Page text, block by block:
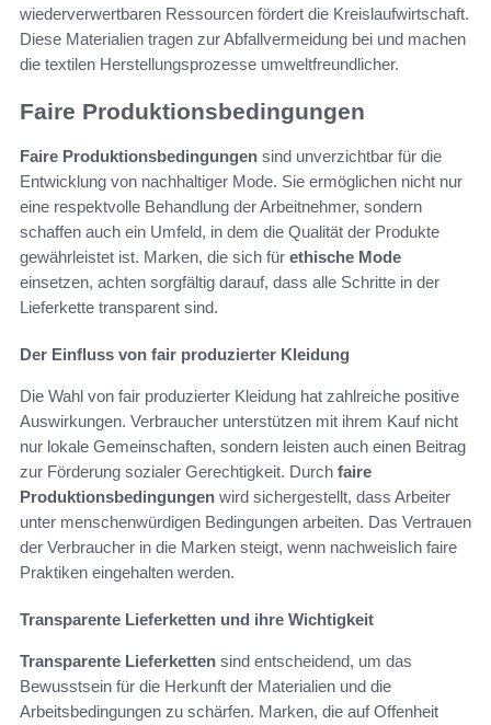
wiederverwertbaren Ressourcen fördert die Kreislaufwirtschaft.
Diese Materialien tragen zur Abfallvermeidung bei und machen
die textilen Herstellungsprozesse umweltfreundlicher.
Faire Produktionsbedingungen
Faire Produktionsbedingungen sind unverzichtbar für die
Entwicklung von nachhaltiger Mode. Sie ermöglichen nicht nur
eine respektvolle Behandlung der Arbeitnehmer, sondern
schaffen auch ein Umfeld, in dem die Qualität der Produkte
gewährleistet ist. Marken, die sich für ethische Mode
einsetzen, achten sorgfältig darauf, dass alle Schritte in der
Lieferkette transparent sind.
Der Einfluss von fair produzierter Kleidung
Die Wahl von fair produzierter Kleidung hat zahlreiche positive
Auswirkungen. Verbraucher unterstützen mit ihrem Kauf nicht
nur lokale Gemeinschaften, sondern leisten auch einen Beitrag
zur Förderung sozialer Gerechtigkeit. Durch faire
Produktionsbedingungen wird sichergestellt, dass Arbeiter
unter menschenwürdigen Bedingungen arbeiten. Das Vertrauen
der Verbraucher in die Marken steigt, wenn nachweislich faire
Praktiken eingehalten werden.
Transparente Lieferketten und ihre Wichtigkeit
Transparente Lieferketten sind entscheidend, um das
Bewusstsein für die Herkunft der Materialien und die
Arbeitsbedingungen zu schärfen. Marken, die auf Offenheit